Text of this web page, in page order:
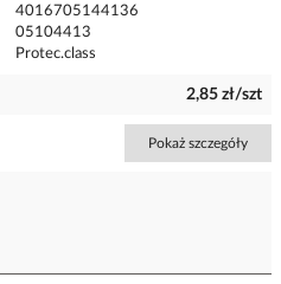
4016705144136
05104413
Protec.class
2,85 zł/szt
Pokaż szczegóły